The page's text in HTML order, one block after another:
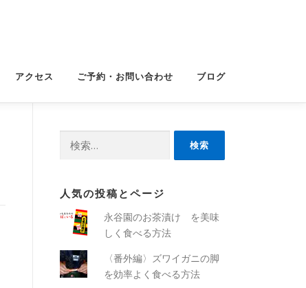
アクセス ご予約・お問い合わせ ブログ
人気の投稿とページ
永谷園のお茶漬け を美味
しく食べる方法
〈番外編〉ズワイガニの脚
を効率よく食べる方法